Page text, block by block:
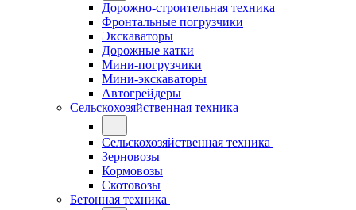
Дорожно-строительная техника
Фронтальные погрузчики
Экскаваторы
Дорожные катки
Мини-погрузчики
Мини-экскаваторы
Автогрейдеры
Сельскохозяйственная техника
Сельскохозяйственная техника
Зерновозы
Кормовозы
Скотовозы
Бетонная техника